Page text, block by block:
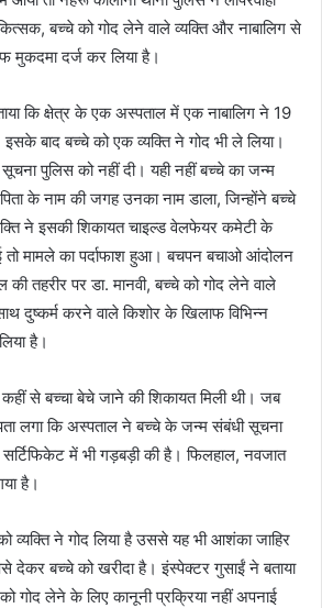
बच्चे को गोद लेने वाले व्यक्ति और नाबालिग से
मुकदमा दर्ज कर लिया है।
कि क्षेत्र के एक अस्पताल में एक नाबालिग ने 19
इसके बाद बच्चे को एक व्यक्ति ने गोद भी ले लिया।
पुलिस को नहीं दी। यही नहीं बच्चे का जन्म
के नाम की जगह उनका नाम डाला, जिन्होंने बच्चे
ने इसकी शिकायत चाइल्ड वेलफेयर कमेटी के
मामले का पर्दाफाश हुआ। बचपन बचाओ आंदोलन
की तहरीर पर डा. मानवी, बच्चे को गोद लेने वाले
दुष्कर्म करने वाले किशोर के खिलाफ विभिन्न
है।
से बच्चा बेचे जाने की शिकायत मिली थी। जब
लगा कि अस्पताल ने बच्चे के जन्म संबंधी सूचना
में भी गड़बड़ी की है। फिलहाल, नवजात
है।
व्यक्ति ने गोद लिया है उससे यह भी आशंका जाहिर
देकर बच्चे को खरीदा है। इंस्पेक्टर गुसाईं ने बताया
गोद लेने के लिए कानूनी प्रक्रिया नहीं अपनाई